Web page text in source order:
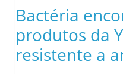
Bactéria
produtos da
resistente a